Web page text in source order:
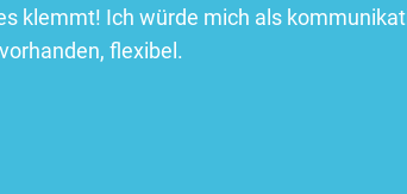
klemmt! Ich würde mich als
flexibel.